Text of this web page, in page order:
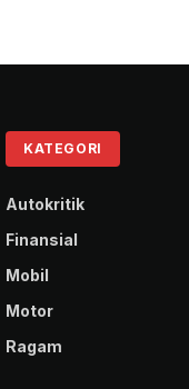
KATEGORI
Autokritik
Finansial
Mobil
Motor
Ragam